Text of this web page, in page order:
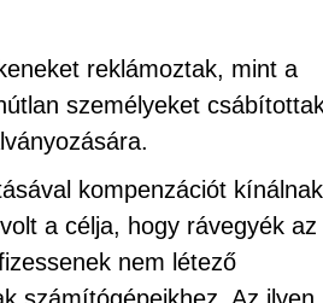
reklámoztak, mint a
személyeket
kompenzációt
a célja, hogy rávegyék az
nem létező